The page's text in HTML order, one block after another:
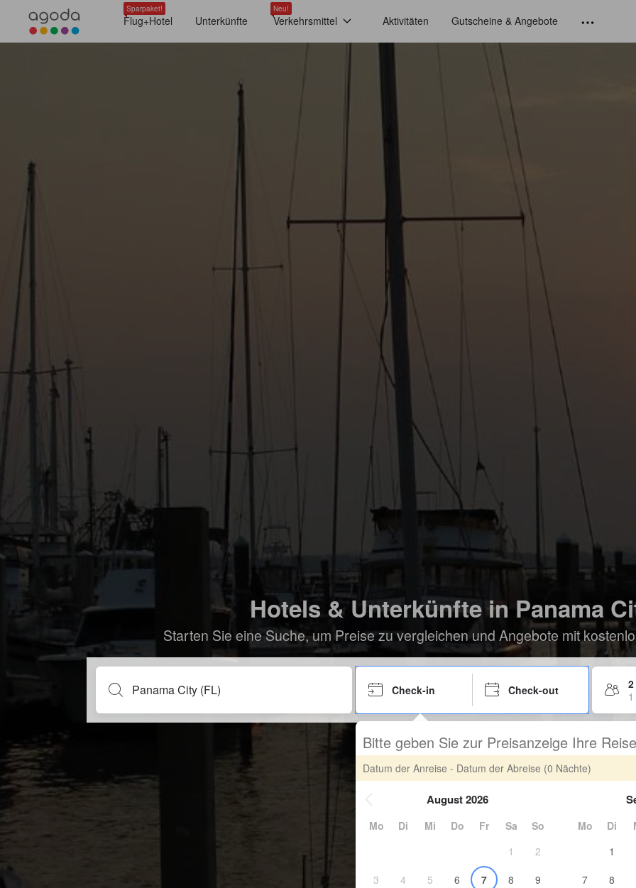
Sparpaket!
Flug+Hotel Unterkünfte
Neu!
Verkehrsmittel Aktivitäten Gutscheine & Angebote
Hotels & Unterkünfte in Panama
Starten Sie eine Suche, um Preise zu vergleichen und Angebote mit
Check-in Check-out
Bitte geben Sie zur Preisanzeige Ihre
Datum der Anreise - Datum der Abreise (0 Nächte)
August 2026
Mo Di Mi Do Fr Sa
So
1
2
3
4 5 6 7 8
9
Mo Di
1
7
8